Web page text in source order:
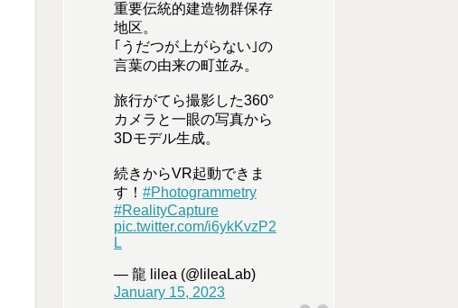
重要伝統的建造物群保存
地区。
｢うだつが上がらない｣の
言葉の由来の町並み。
旅行がてら撮影した360°
カメラと一眼の写真から
3Dモデル生成。
続きからVR起動できま
す！ #Photogrammetry
#RealityCapture
pic.twitter.com/i6ykKvzP2
L
— 龍 lilea (@lileaLab)
January 15, 2023